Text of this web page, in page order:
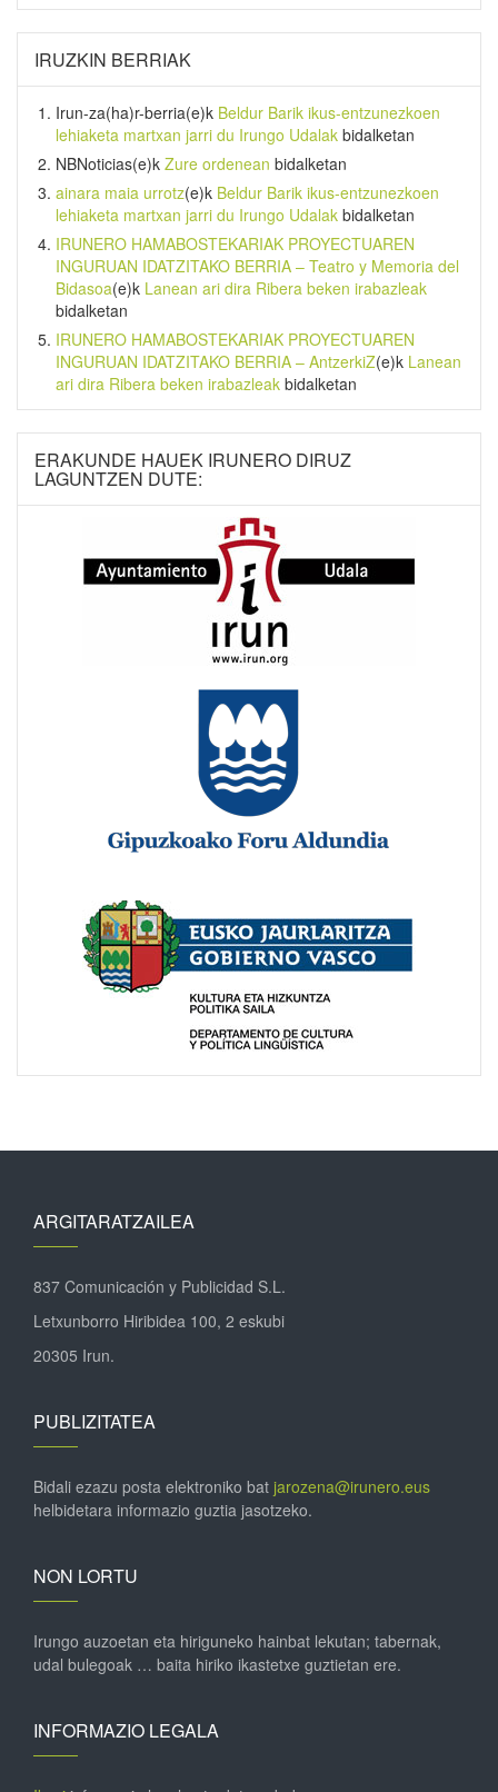
IRUZKIN BERRIAK
Irun-za(ha)r-berria(e)k Beldur Barik ikus-entzunezkoen
lehiaketa martxan jarri du Irungo Udalak bidalketan
NBNoticias(e)k Zure ordenean bidalketan
ainara maia urrotz(e)k Beldur Barik ikus-entzunezkoen
lehiaketa martxan jarri du Irungo Udalak bidalketan
IRUNERO HAMABOSTEKARIAK PROYECTUAREN
INGURUAN IDATZITAKO BERRIA – Teatro y Memoria del
Bidasoa(e)k Lanean ari dira Ribera beken irabazleak
bidalketan
IRUNERO HAMABOSTEKARIAK PROYECTUAREN
INGURUAN IDATZITAKO BERRIA – AntzerkiZ(e)k Lanean
ari dira Ribera beken irabazleak bidalketan
ERAKUNDE HAUEK IRUNERO DIRUZ
LAGUNTZEN DUTE:
ARGITARATZAILEA
837 Comunicación y Publicidad S.L.
Letxunborro Hiribidea 100, 2 eskubi
20305 Irun.
PUBLIZITATEA
Bidali ezazu posta elektroniko bat jarozena@irunero.eus
helbidetara informazio guztia jasotzeko.
NON LORTU
Irungo auzoetan eta hiriguneko hainbat lekutan; tabernak,
udal bulegoak … baita hiriko ikastetxe guztietan ere.
INFORMAZIO LEGALA